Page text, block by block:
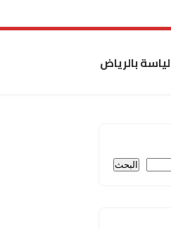
بالرياض
البحث